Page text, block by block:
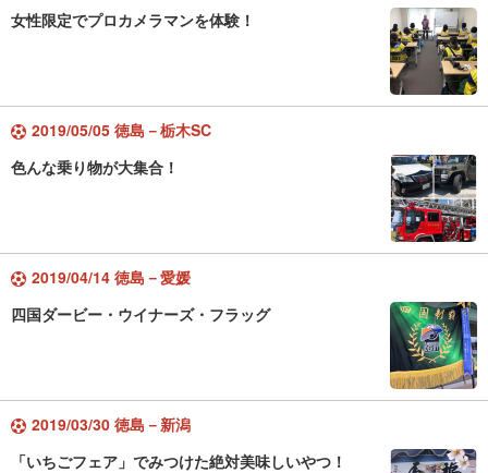
女性限定でプロカメラマンを体験！
2019/05/05 徳島－栃木SC
色んな乗り物が大集合！
2019/04/14 徳島－愛媛
四国ダービー・ウイナーズ・フラッグ
2019/03/30 徳島－新潟
「いちごフェア」でみつけた絶対美味しいやつ！